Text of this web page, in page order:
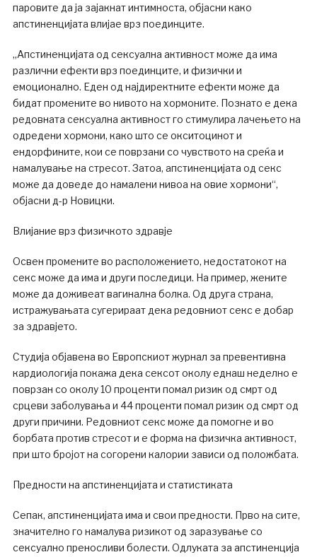
паровите да ја зајакнат интимноста, објасни како
апстиненцијата влијае врз поединците.
„Апстиненцијата од сексуална активност може да има
различни ефекти врз поединците, и физички и
емоционално. Еден од најдиректните ефекти може да
бидат промените во нивото на хормоните. Познато е дека
редовната сексуална активност го стимулира лачењето на
одредени хормони, како што се окситоцинот и
ендорфините, кои се поврзани со чувството на среќа и
намалување на стресот. Затоа, апстиненцијата од секс
може да доведе до намалени нивоа на овие хормони“,
објасни д-р Новицки.
Влијание врз физичкото здравје
Освен промените во расположението, недостатокот на
секс може да има и други последици. На пример, жените
може да доживеат вагинална болка. Од друга страна,
истражувањата сугерираат дека редовниот секс е добар
за здравјето.
Студија објавена во Европскиот журнал за превентивна
кардиологија покажа дека сексот околу еднаш неделно е
поврзан со околу 10 проценти помал ризик од смрт од
срцеви заболувања и 44 проценти помал ризик од смрт од
други причини. Редовниот секс може да помогне и во
борбата против стресот и е форма на физичка активност,
при што бројот на согорени калории зависи од положбата.
Предности на апстиненцијата и статистиката
Сепак, апстиненцијата има и свои предности. Прво на сите,
значително го намалува ризикот од заразување со
сексуално преносливи болести. Одлуката за апстиненција